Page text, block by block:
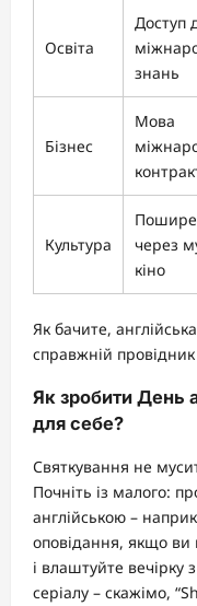
Освіта
Доступ
знань
Бізнес
Мова
Культура
через
кіно
Як бачите,
справжній
Як зробити День
для себе?
Святкування не
Почніть із малого:
англійською –
оповідання, якщо ви
і влаштуйте вечірку
серіалу – скажімо,